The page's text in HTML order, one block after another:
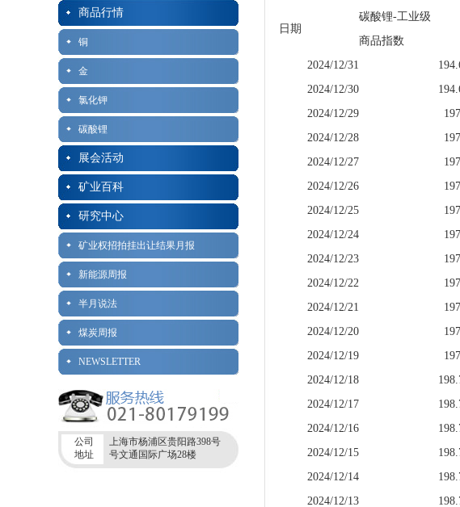
商品行情
铜
金
氯化钾
碳酸锂
展会活动
矿业百科
研究中心
矿业权招拍挂出让结果月报
新能源周报
半月说法
煤炭周报
NEWSLETTER
公司
地址
上海市杨浦区贵阳路398号
号文通国际广场28楼
日期
碳酸锂-工业级
商品指数
2024/12/31
2024/12/30
2024/12/29
2024/12/28
2024/12/27
2024/12/26
2024/12/25
2024/12/24
2024/12/23
2024/12/22
2024/12/21
2024/12/20
2024/12/19
2024/12/18
2024/12/17
2024/12/16
2024/12/15
2024/12/14
2024/12/13